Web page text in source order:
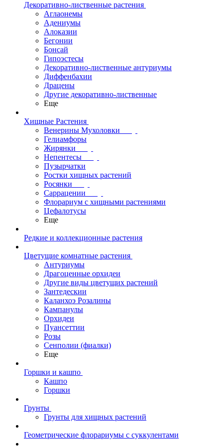
Декоративно-лиственные растения
Аглаонемы
Адениумы
Алоказии
Бегонии
Бонсай
Гипоэстесы
Декоративно-лиственные антуриумы
Диффенбахии
Драцены
Другие декоративно-лиственные
Еще
Хищные Растения
Венерины Мухоловки
Гелиамфоры
Жирянки
Непентесы
Пузырчатки
Ростки хищных растений
Росянки
Саррацении
Флорариум с хищными растениями
Цефалотусы
Еще
Редкие и коллекционные растения
Цветущие комнатные растения
Антуриумы
Драгоценные орхидеи
Другие виды цветущих растений
Зантедескии
Каланхоэ Розалины
Кампанулы
Орхидеи
Пуансеттии
Розы
Сенполии (фиалки)
Еще
Горшки и кашпо
Кашпо
Горшки
Грунты
Грунты для хищных растений
Геометрические флорариумы с суккулентами